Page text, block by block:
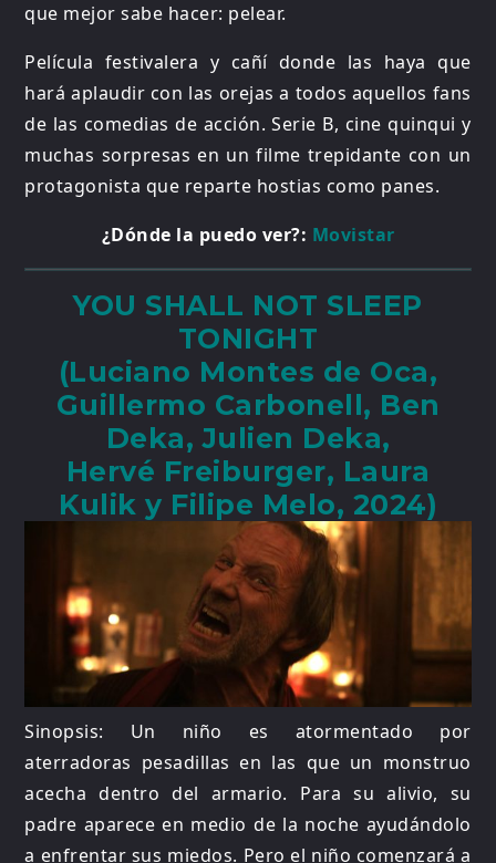
que mejor sabe hacer: pelear.
Película festivalera y cañí donde las haya que
hará aplaudir con las orejas a todos aquellos fans
de las comedias de acción. Serie B, cine quinqui y
muchas sorpresas en un filme trepidante con un
protagonista que reparte hostias como panes.
¿Dónde la puedo ver?: Movistar
YOU SHALL NOT SLEEP
TONIGHT
(Luciano Montes de Oca,
Guillermo Carbonell, Ben
Deka, Julien Deka,
Hervé Freiburger, Laura
Kulik y Filipe Melo, 2024)
Sinopsis: Un niño es atormentado por
aterradoras pesadillas en las que un monstruo
acecha dentro del armario. Para su alivio, su
padre aparece en medio de la noche ayudándolo
a enfrentar sus miedos. Pero el niño comenzará a